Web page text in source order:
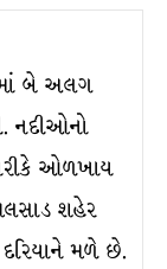
બે અલગ
નદીઓનો
ઓળખાય
શહેર
દરિયાને મળે છે.